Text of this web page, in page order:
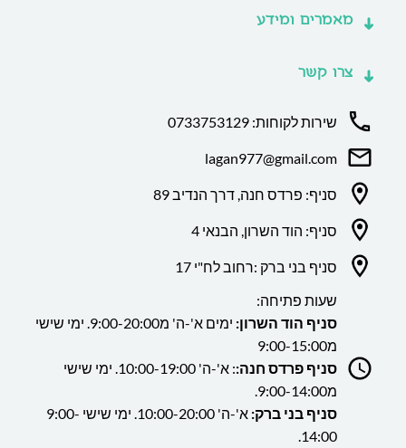
מאמרים ומידע
צרו קשר
שירות לקוחות: 0733753129
lagan977@gmail.com
סניף: פרדס חנה, דרך הנדיב 89
סניף: הוד השרון, הבנאי 4
סניף בני ברק :רחוב לח"י 17
שעות פתיחה:
סניף הוד השרון:
ימים א'-ה' מ9:00-20:00. ימי שישי
מ9:00-15:00
סניף פרדס חנה:
: א'-ה' 10:00-19:00. ימי שישי
מ9:00-14:00.
סניף בני ברק:
א'-ה' 10:00-20:00. ימי שישי 9:00-
14:00.